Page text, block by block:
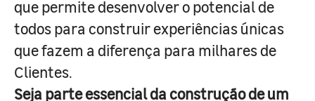
que permite desenvolver o potencial de
todos para construir experiências únicas
que fazem a diferença para milhares de
Clientes.
Seja parte essencial da construção de um